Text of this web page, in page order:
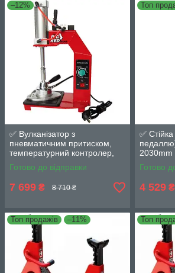
–12%
✅ Вулканізатор з
пневматичним притиском,
температурний контролер,
настільний, 1 нагрівальна
пласт
Готово до відправки
7 699 ₴ 8 710 ₴
Топ
✅
2030mm
Готово
4 529 ₴
Топ продажів –11% Топ